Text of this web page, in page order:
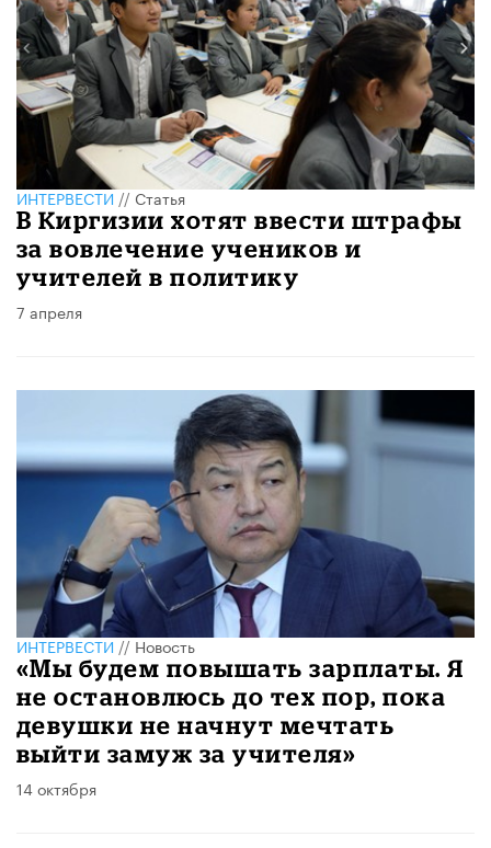
ИНТЕРВЕСТИ//Статья
В Киргизии хотят ввести штрафы
за вовлечение учеников и
учителей в политику
7 апреля
ИНТЕРВЕСТИ//Новость
«Мы будем повышать зарплаты. Я
не остановлюсь до тех пор, пока
девушки не начнут мечтать
выйти замуж за учителя»
14 октября